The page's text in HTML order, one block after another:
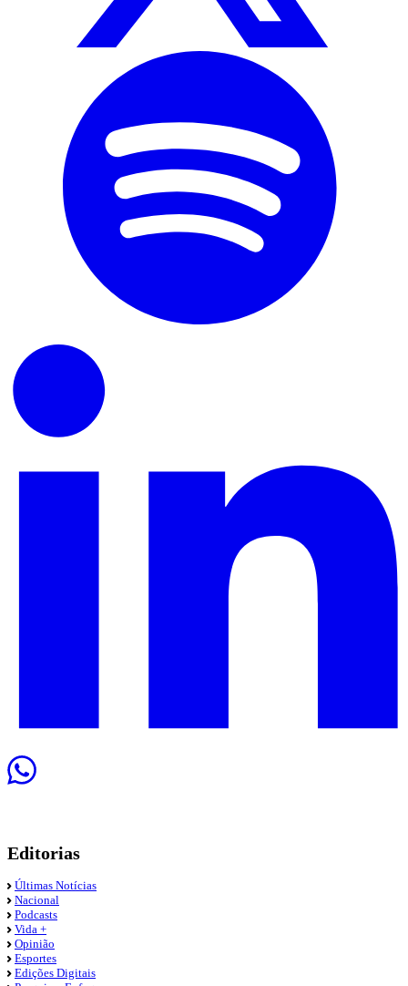
Editorias
Últimas Notícias
Nacional
Podcasts
Vida +
Opinião
Esportes
Edições Digitais